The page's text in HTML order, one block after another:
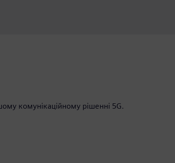
комунікаційному рішенні 5G.